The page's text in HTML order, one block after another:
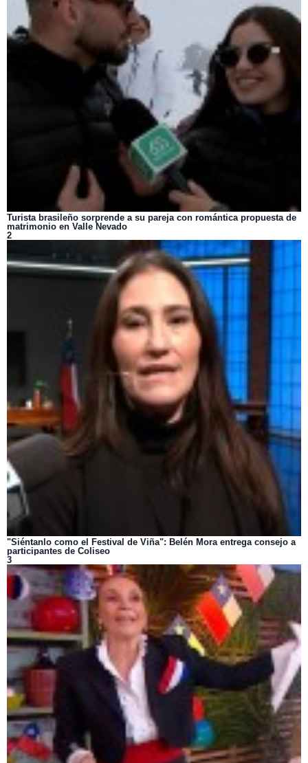
Turista brasileño sorprende a su pareja con romántica propuesta de
matrimonio en Valle Nevado
2
"Siéntanlo como el Festival de Viña": Belén Mora entrega consejo a
participantes de Coliseo
3